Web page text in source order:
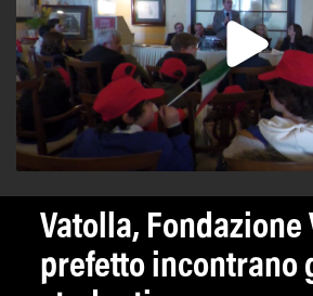
Vatolla, Fondazione
prefetto incontrano